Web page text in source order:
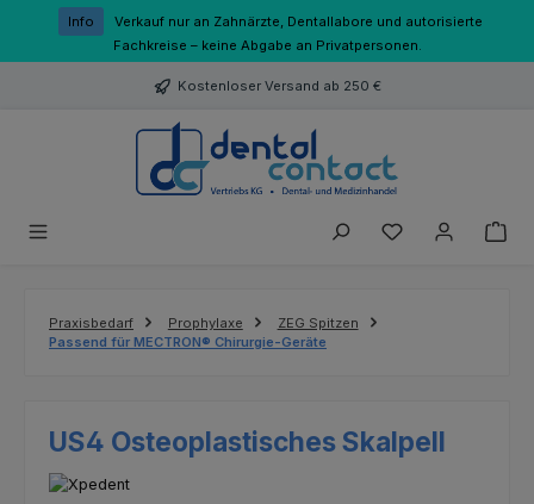
Zum Hauptinhalt springen
Info
Verkauf nur an Zahnärzte, Dentallabore und autorisierte
Fachkreise – keine Abgabe an Privatpersonen.
Kostenloser Versand ab 250 €
Du hast 0
Praxisbedarf Prophylaxe
ZEG Spitzen
Passend für MECTRON® Chirurgie-Geräte
US4 Osteoplastisches Skalpell